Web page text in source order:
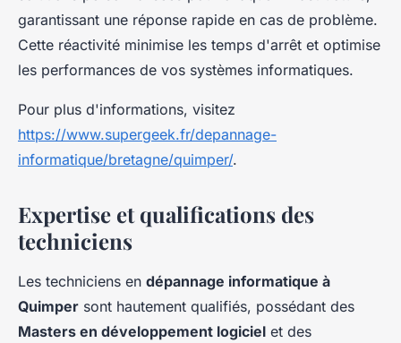
garantissant une réponse rapide en cas de problème.
Cette réactivité minimise les temps d'arrêt et optimise
les performances de vos systèmes informatiques.
Pour plus d'informations, visitez
https://www.supergeek.fr/depannage-
informatique/bretagne/quimper/.
Expertise et qualifications des
techniciens
Les techniciens en dépannage informatique à
Quimper sont hautement qualifiés, possédant des
Masters en développement logiciel et des